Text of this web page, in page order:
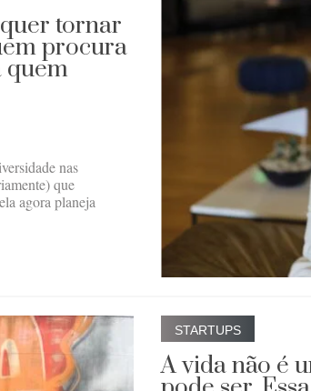
tornar
procura
quem
nas
que
agora planeja
STARTUPS
A vida não é